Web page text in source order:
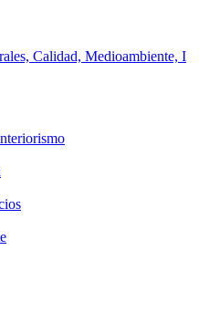
Calidad, Medioambiente, I